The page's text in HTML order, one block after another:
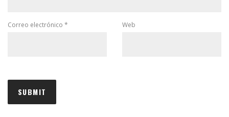
Correo electrónico * Web